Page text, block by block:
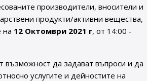
производители, вносители и
продукти/активни вещества,
на 12 Октомври 2021 г, от 14:00 -
възможност да задават въпроси и да
услугите и дейностите на